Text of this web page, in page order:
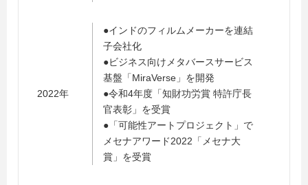
2022年
●インドのフィルムメーカーを連結
子会社化
●ビジネス向けメタバースサービス
基盤「MiraVerse」を開発
●令和4年度「知財功労賞 特許庁長
官表彰」を受賞
●「可能性アートプロジェクト」で
メセナアワード2022「メセナ大
賞」を受賞